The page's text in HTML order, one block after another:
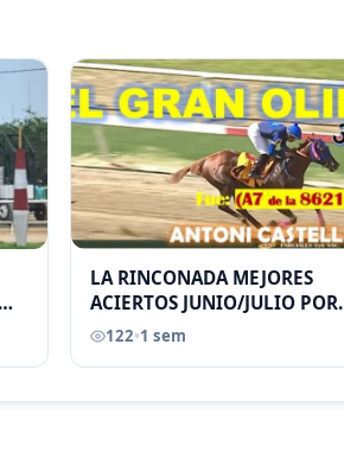
LA RINCONADA MEJORES
ACIERTOS JUNIO/JULIO POR
ANTONI CASTELLANO
122•1 sem